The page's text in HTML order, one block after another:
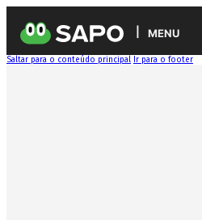
MENU
Saltar para o conteúdo principal Ir para o footer